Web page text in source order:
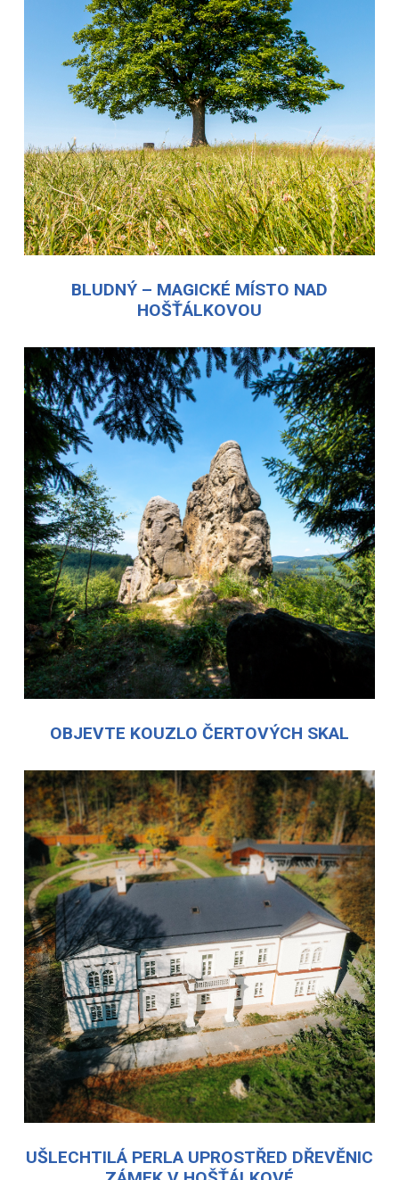
BLUDNÝ – MAGICKÉ MÍSTO NAD
HOŠŤÁLKOVOU
OBJEVTE KOUZLO ČERTOVÝCH SKAL
UŠLECHTILÁ PERLA UPROSTŘED DŘEVĚNIC